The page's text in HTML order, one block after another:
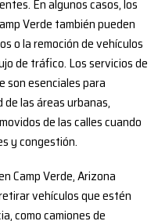
En algunos casos, los
Verde también pueden
o la remoción de vehículos
de tráfico. Los servicios de
son esenciales para
las áreas urbanas,
de las calles cuando
y congestión.
Camp Verde, Arizona
vehículos que estén
como camiones de